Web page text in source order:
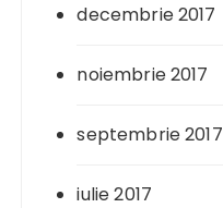
decembrie 2017
noiembrie 2017
septembrie 2017
iulie 2017